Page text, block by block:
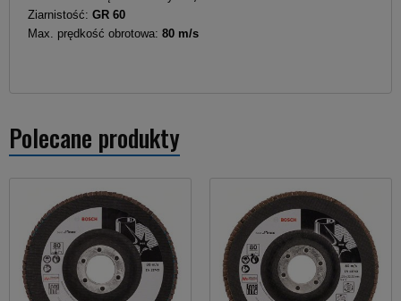
Ziarnistość: GR 60
Max. prędkość obrotowa: 80 m/s
Polecane produkty